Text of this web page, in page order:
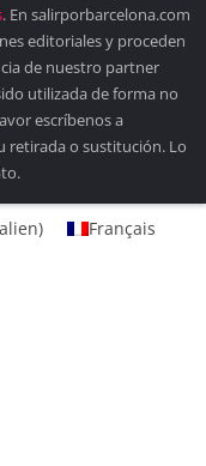
. En salirporbarcelona.com
editoriales y proceden
de nuestro partner
utilizada de forma no
escríbenos a
retirada o sustitución. Lo
) Français